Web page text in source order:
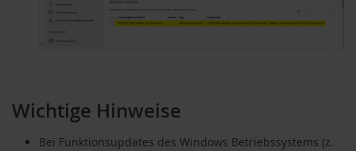
Wichtige Hinweise
Bei Funktionsupdates des Windows Betriebssystems (z.